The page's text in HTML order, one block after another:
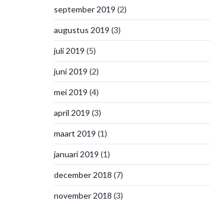
september 2019 (2)
augustus 2019 (3)
juli 2019 (5)
juni 2019 (2)
mei 2019 (4)
april 2019 (3)
maart 2019 (1)
januari 2019 (1)
december 2018 (7)
november 2018 (3)